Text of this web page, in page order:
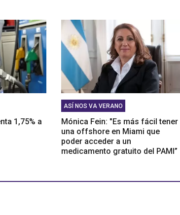
1,75% a
ASÍ NOS VA VERANO
Mónica Fein: "Es más fácil tener
una offshore en Miami que
poder acceder a un
medicamento gratuito del PAMI”